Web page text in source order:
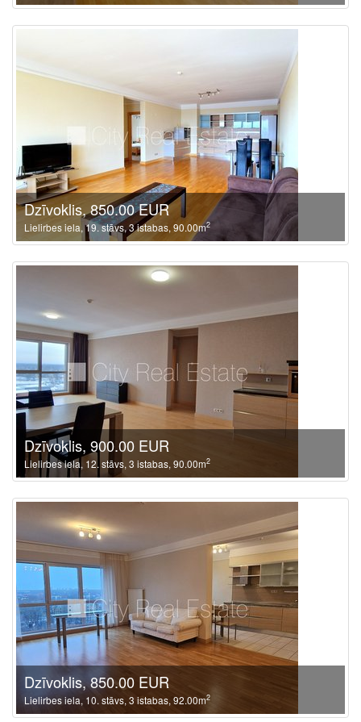
Dzīvoklis, 850.00 EUR
Lielirbes iela, 19. stāvs, 3 istabas, 90.00m2
Dzīvoklis, 900.00 EUR
Lielirbes iela, 12. stāvs, 3 istabas, 90.00m2
Dzīvoklis, 850.00 EUR
Lielirbes iela, 10. stāvs, 3 istabas, 92.00m2